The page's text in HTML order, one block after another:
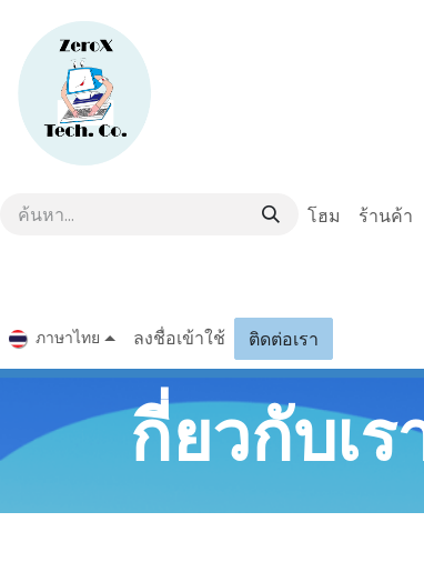
โฮม ร้านค้า
ภาษาไทย ลงชื่อเข้าใช้ ติดต่อเรา
กี่ยวกับเร